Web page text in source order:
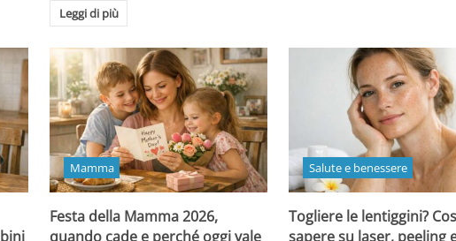
Leggi di più
Mamma
Festa della Mamma 2026,
quando cade e perché oggi vale
Salute e benessere
Togliere le lentiggini?
sapere su laser, peeling